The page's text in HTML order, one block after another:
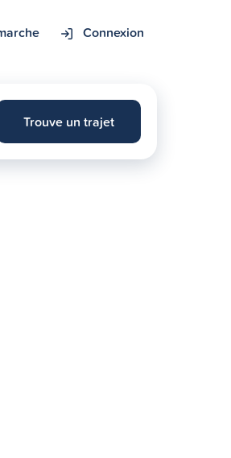
Connexion
Trouve un trajet